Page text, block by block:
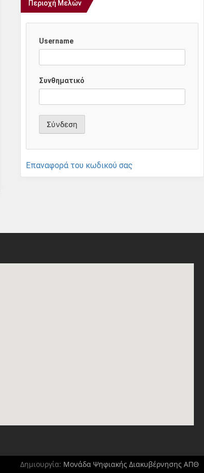
Περιοχή Μελών
Username
Συνθηματικό
Επαναφορά του κωδικού σας
Δημιουργία: Μονάδα Ψηφιακής Διακυβέρνησης ΑΠΘ